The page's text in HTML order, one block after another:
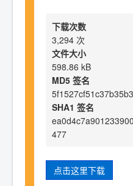
下载次数
3,294 次
文件大小
598.86 kB
MD5 签名
SHA1 签名
477
点击这里下载